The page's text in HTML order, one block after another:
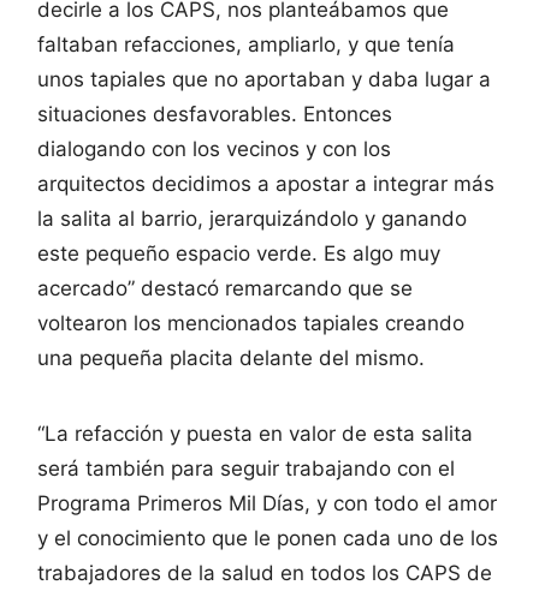
decirle a los CAPS, nos planteábamos que
faltaban refacciones, ampliarlo, y que tenía
unos tapiales que no aportaban y daba lugar a
situaciones desfavorables. Entonces
dialogando con los vecinos y con los
arquitectos decidimos a apostar a integrar más
la salita al barrio, jerarquizándolo y ganando
este pequeño espacio verde. Es algo muy
acercado” destacó remarcando que se
voltearon los mencionados tapiales creando
una pequeña placita delante del mismo.
“La refacción y puesta en valor de esta salita
será también para seguir trabajando con el
Programa Primeros Mil Días, y con todo el amor
y el conocimiento que le ponen cada uno de los
trabajadores de la salud en todos los CAPS de